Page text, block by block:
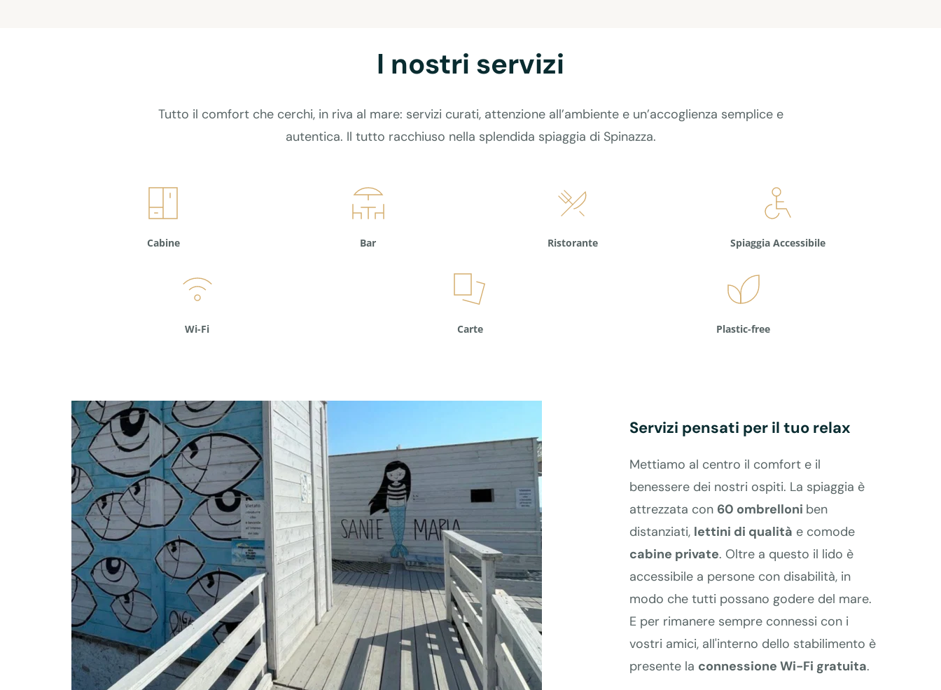
I nostri servizi
Tutto il comfort che cerchi, in riva al mare: servizi curati, attenzione all’ambiente e un’accoglienza semplice e
autentica. Il tutto racchiuso nella splendida spiaggia di Spinazza.
Cabine Bar Ristorante Spiaggia Accessibile
Wi-Fi Carte Plastic-free
Servizi pensati per il tuo relax
Mettiamo al centro il comfort e il
benessere dei nostri ospiti. La spiaggia è
attrezzata con 60 ombrelloni ben
distanziati, lettini di qualità e comode
cabine private. Oltre a questo il lido è
accessibile a persone con disabilità, in
modo che tutti possano godere del mare.
E per rimanere sempre connessi con i
vostri amici, all'interno dello stabilimento è
presente la connessione Wi-Fi gratuita.